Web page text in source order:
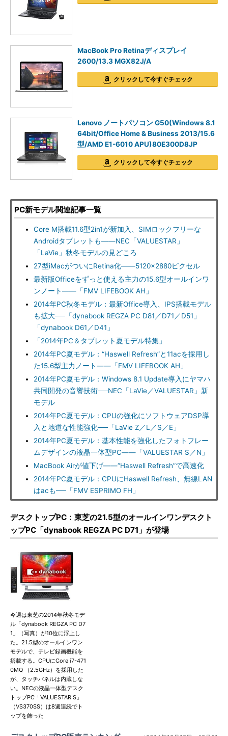
MacBook Pro Retinaディスプレイ
2600/13.3 MGX82J/A
クリックして今すぐチェック
Lenovo ノートパソコン G50(Windows 8.1
64bit/Office Home & Business 2013/15.6
型/AMD E1-6010 APU)80E300D8JP
クリックして今すぐチェック
PC新モデル関連記事一覧
Core M搭載11.6型2in1が新加入、SIMロックフリーな
Androidタブレットも――NEC「VALUESTAR」
「LaVie」秋冬モデルの見どころ
27型iMacがついにRetina化――5120×2880ピクセル
最新版Officeをずっと使える主力の15.6型オールインワ
ンノート――「FMV LIFEBOOK AH」
2014年PC秋冬モデル：最新Office導入、IPS搭載モデル
も拡大──「dynabook REGZA PC D81／D71／D51」
「dynabook D61／D41」
「2014年PC＆タブレット夏モデル特集」
2014年PC夏モデル：“Haswell Refresh”と11acを採用し
た15.6型主力ノート――「FMV LIFEBOOK AH」
2014年PC夏モデル：Windows 8.1 Update導入にヤマハ
共同開発の音響技術──NEC「LaVie／VALUESTAR」新
モデル
2014年PC夏モデル：CPUの強化にソフトウェアDSP導
入と地道な性能強化──「LaVie Z／L／S／E」
2014年PC夏モデル：基本性能を強化したフォトフレー
ムデザインの液晶一体型PC――「VALUESTAR S／N」
MacBook Airが値下げ――“Haswell Refresh”で高速化
2014年PC夏モデル：CPUにHaswell Refresh、無線LAN
はacも──「FMV ESPRIMO FH」
デスクトップPC：東芝の21.5型のオールインワンデスクト
ップPC「dynabook REGZA PC D71」が登場
今週は東芝の2014年秋冬モデ
ル「dynabook REGZA PC D7
1」（写真）が10位に浮上し
た。21.5型のオールインワン
モデルで、テレビ録画機能を
搭載する。CPUにCore i7-471
0MQ （2.5GHz）を採用した
が、タッチパネルは内蔵しな
い。NECの液晶一体型デスク
トップPC「VALUESTAR S」
（VS370SS）は8週連続でト
ップを飾った